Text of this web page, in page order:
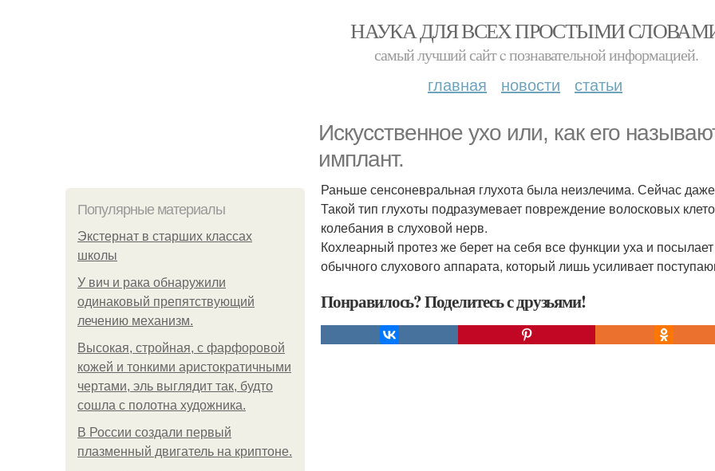
НАУКА ДЛЯ ВСЕХ ПРОСТЫМИ
самый лучший сайт c познавательной информацией.
главная новости статьи
Искусственное ухо или, как его
имплант.
Популярные материалы
Экстернат в старших классах
школы
У вич и рака обнаружили
одинаковый препятствующий
лечению механизм.
Высокая, стройная, с фарфоровой
кожей и тонкими аристократичными
чертами, эль выглядит так, будто
сошла с полотна художника.
В России создали первый
плазменный двигатель на криптоне.
Раньше сенсоневральная глухота была неизлечима. Сейчас
Такой тип глухоты подразумевает повреждение волосковых
колебания в слуховой нерв.
Кохлеарный протез же берет на себя все функции уха и
обычного слухового аппарата, который лишь усиливает
Понравилось? Поделитесь с друзьями!